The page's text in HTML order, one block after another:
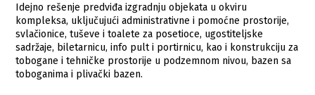
Idejno rešenje predviđa izgradnju objekata u okviru
kompleksa, uključujući administrativne i pomoćne prostorije,
svlačionice, tuševe i toalete za posetioce, ugostiteljske
sadržaje, biletarnicu, info pult i portirnicu, kao i konstrukciju za
tobogane i tehničke prostorije u podzemnom nivou, bazen sa
toboganima i plivački bazen.